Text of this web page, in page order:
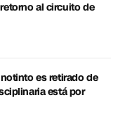
al circuito de
es retirado de
está por